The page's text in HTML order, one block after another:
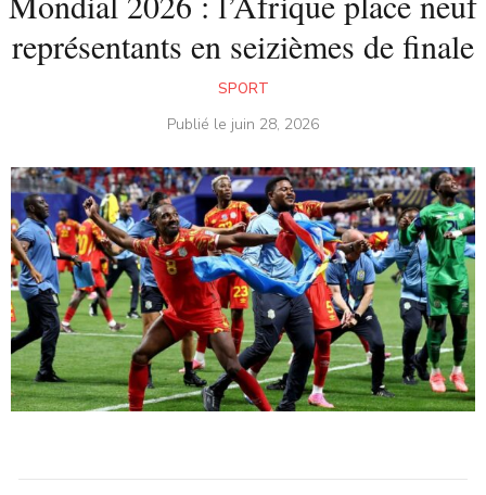
représentants en seizièmes de finale
SPORT
Publié le juin 28, 2026